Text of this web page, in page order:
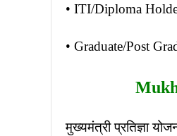
• ITI/Diploma
• Graduate/Post
मुख्यमंत्री प्रतिज्ञा